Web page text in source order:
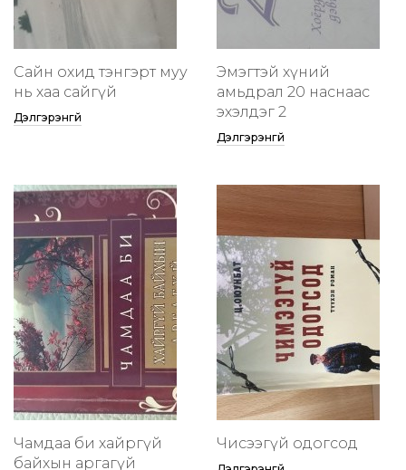
Сайн охид тэнгэрт муу
нь хаа сайгүй
Дэлгэрэнгүй
Эмэгтэй хүний
амьдрал 20 наснаас
эхэлдэг 2
Дэлгэрэнгүй
Чамдаа би хайргүй
байхын аргагүй
Чисээгүй одогсод